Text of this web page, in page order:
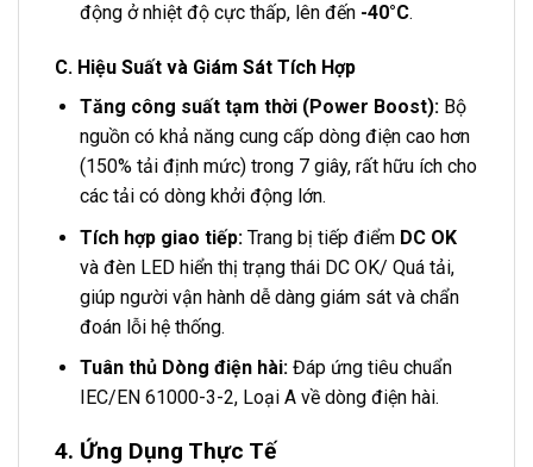
động ở nhiệt độ cực thấp, lên đến -40°C.
C. Hiệu Suất và Giám Sát Tích Hợp
Tăng công suất tạm thời (Power Boost):Bộ
nguồn có khả năng cung cấp dòng điện cao hơn
(150% tải định mức) trong 7 giây, rất hữu ích cho
các tải có dòng khởi động lớn.
Tích hợp giao tiếp:Trang bị tiếp điểm DC OK
và đèn LED hiển thị trạng thái DC OK/ Quá tải,
giúp người vận hành dễ dàng giám sát và chẩn
đoán lỗi hệ thống.
Tuân thủ Dòng điện hài:Đáp ứng tiêu chuẩn
IEC/EN 61000-3-2, Loại A về dòng điện hài.
4. Ứng Dụng Thực Tế